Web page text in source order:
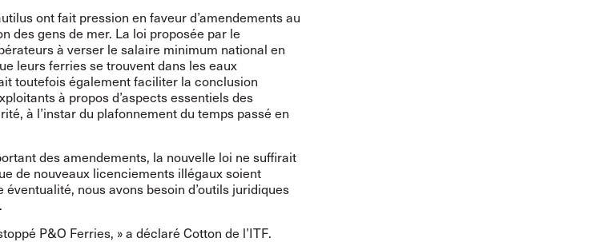
ont fait pression en faveur d’amendements au
des gens de mer. La loi proposée par le
à verser le salaire minimum national en
leurs ferries se trouvent dans les eaux
toutefois également faciliter la conclusion
à propos d’aspects essentiels des
à l’instar du plafonnement du temps passé en
des amendements, la nouvelle loi ne suffirait
de nouveaux licenciements illégaux soient
nous avons besoin d’outils juridiques
P&O Ferries, » a déclaré Cotton de l’ITF.